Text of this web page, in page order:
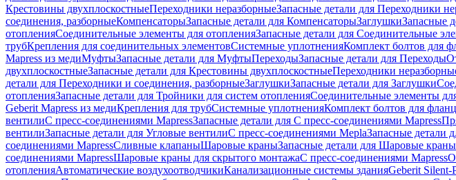
Крестовины двухплоскостныеПереходники неразборныеЗапасные детали для Переходники
соединения, разборныеКомпенсаторыЗапасные детали для КомпенсаторыЗаглушкиЗапасные
отопленияСоединительные элементы для отопленияЗапасные детали для Соединительные
трубКрепления для соединительных элементовСистемные уплотненияКомплект болтов для
Mapress из медиМуфтыЗапасные детали для МуфтыПереходыЗапасные детали для Переходы
двухплоскостныеЗапасные детали для Крестовины двухплоскостныеПереходники
детали для Переходники и соединения, разборныеЗаглушкиЗапасные детали для Заглушки
отопленияЗапасные детали для Тройники для систем отопленияСоединительные элементы
Geberit Mapress из медиКрепления для трубСистемные уплотненияКомплект болтов для
вентилиС пресс-соединениями MapressЗапасные детали для С пресс-соединениями Mapress
вентилиЗапасные детали для Угловые вентилиС пресс-соединениями MeplaЗапасные детали
соединениями MapressСливные клапаныШаровые краныЗапасные детали для Шаровые краны
соединениями MapressШаровые краны для скрытого монтажаС пресс-соединениями Mapress
отопленияАвтоматические воздухоотводчикиКанализационные системы зданияGeberit Silent-